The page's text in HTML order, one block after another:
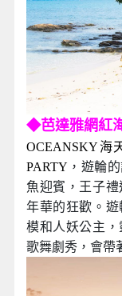
◆芭達雅網紅
OCEANSKY海
PARTY ，遊輪
魚迎賓，王子
年華的狂歡。
模和人妖公主
歌舞劇秀，會帶